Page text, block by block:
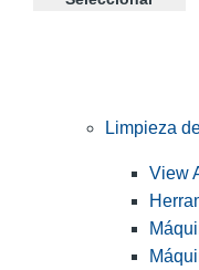
Limpieza
View